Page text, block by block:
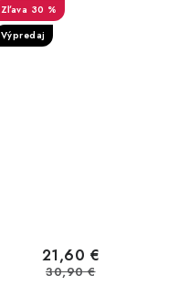
30 %
Výpredaj
21,60 €
30,90 €